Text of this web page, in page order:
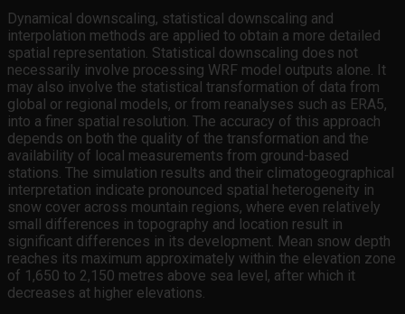
Dynamical downscaling, statistical downscaling and
interpolation methods are applied to obtain a more detailed
spatial representation. Statistical downscaling does not
necessarily involve processing WRF model outputs alone. It
may also involve the statistical transformation of data from
global or regional models, or from reanalyses such as ERA5,
into a finer spatial resolution. The accuracy of this approach
depends on both the quality of the transformation and the
availability of local measurements from ground-based
stations. The simulation results and their climatogeographical
interpretation indicate pronounced spatial heterogeneity in
snow cover across mountain regions, where even relatively
small differences in topography and location result in
significant differences in its development. Mean snow depth
reaches its maximum approximately within the elevation zone
of 1,650 to 2,150 metres above sea level, after which it
decreases at higher elevations.